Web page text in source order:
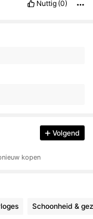
Nuttig (0)
Volgend
kopen
Schoonheid &